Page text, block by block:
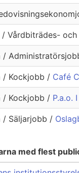
/ Vårdbiträdes-
/
/ Kockjobb / Café
/ Kockjobb / P.a.o.
/ Säljarjobb /
med flest